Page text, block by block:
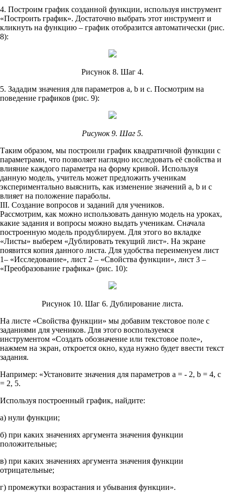
4. Построим график созданной функции, используя инструмент
«Построить график». Достаточно выбрать этот инструмент и
кликнуть на функцию – график отобразится автоматически (рис.
8):
Рисунок 8. Шаг 4.
5. Зададим значения для параметров a, b и c. Посмотрим на
поведение графиков (рис. 9):
Рисунок 9. Шаг 5.
Таким образом, мы построили график квадратичной функции с
параметрами, что позволяет наглядно исследовать её свойства и
влияние каждого параметра на форму кривой. Используя
данную модель, учитель может предложить ученикам
экспериментально выяснить, как изменение значений a, b и c
влияет на положение параболы.
III. Создание вопросов и заданий для учеников.
Рассмотрим, как можно использовать данную модель на уроках,
какие задания и вопросы можно выдать ученикам. Сначала
построенную модель продублируем. Для этого во вкладке
«Листы» выберем «Дублировать текущий лист». На экране
появится копия данного листа. Для удобства переименуем лист
1– «Исследование», лист 2 – «Свойства функции», лист 3 –
«Преобразование графика» (рис. 10):
Рисунок 10. Шаг 6. Дублирование листа.
На листе «Свойства функции» мы добавим текстовое поле с
заданиями для учеников. Для этого воспользуемся
инструментом «Создать обозначение или текстовое поле»,
нажмем на экран, откроется окно, куда нужно будет ввести текст
задания.
Например: «Установите значения для параметров a = - 2, b = 4, c
= 2, 5.
Используя построенный график, найдите:
а) нули функции;
б) при каких значениях аргумента значения функции
положительные;
в) при каких значениях аргумента значения функции
отрицательные;
г) промежутки возрастания и убывания функции».